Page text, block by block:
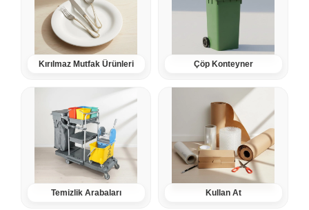
Kırılmaz Mutfak Ürünleri Çöp Konteyner
Temizlik Arabaları Kullan At